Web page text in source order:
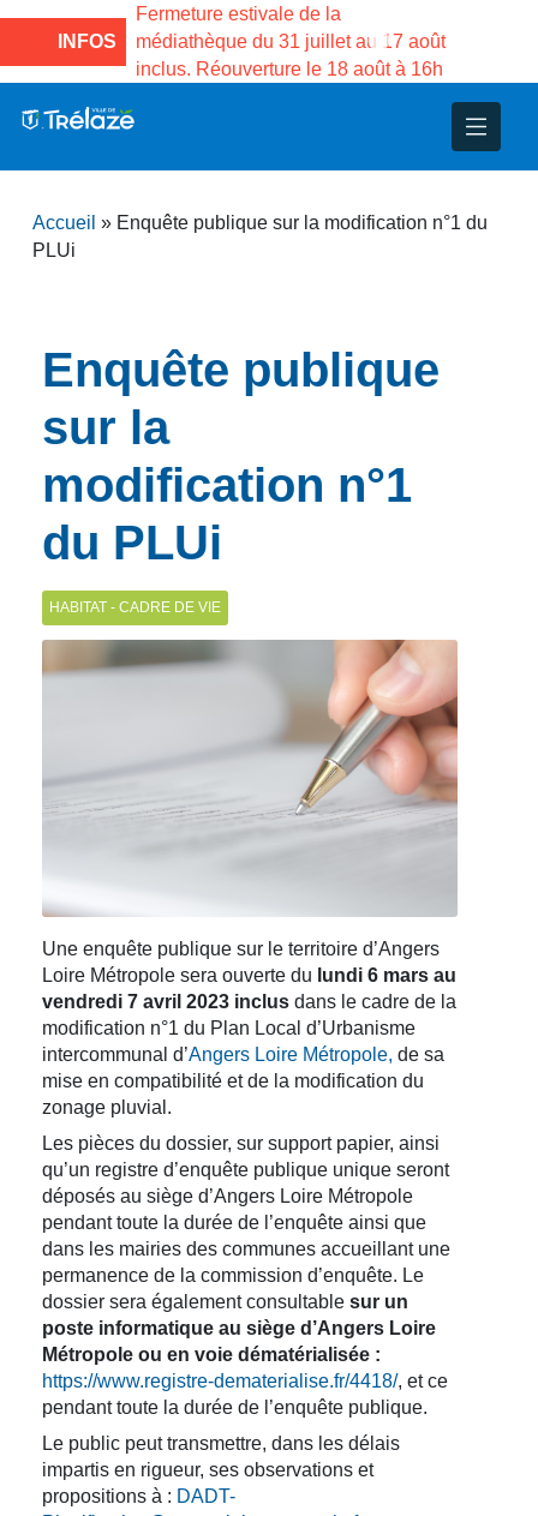
INFOS
Maison des
Gama du
Fermeture estivale de la
médiathèque du 31 juillet au 17 août
inclus. Réouverture le 18 août à 16h
Services
3 au 21
et d’animations
Projets
– Jumelage
Accueil » Enquête publique sur la modification n°1 du
PLUi
Enquête publique
sur la
modification n°1
du PLUi
HABITAT - CADRE DE VIE
Une enquête publique sur le territoire d’Angers
Loire Métropole sera ouverte du lundi 6 mars au
vendredi 7 avril 2023 inclus dans le cadre de la
modification n°1 du Plan Local d’Urbanisme
intercommunal d’Angers Loire Métropole, de sa
mise en compatibilité et de la modification du
zonage pluvial.
Les pièces du dossier, sur support papier, ainsi
qu’un registre d’enquête publique unique seront
déposés au siège d’Angers Loire Métropole
pendant toute la durée de l’enquête ainsi que
dans les mairies des communes accueillant une
permanence de la commission d’enquête. Le
dossier sera également consultable sur un
poste informatique au siège d’Angers Loire
Métropole ou en voie dématérialisée :
https://www.registre-dematerialise.fr/4418/, et ce
pendant toute la durée de l’enquête publique.
Le public peut transmettre, dans les délais
impartis en rigueur, ses observations et
propositions à : DADT-